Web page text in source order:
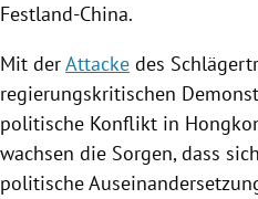
Festland-China.
Mit derAttacke des
regierungskritischen
politische Konflikt in
wachsen die Sorgen, dass
politische